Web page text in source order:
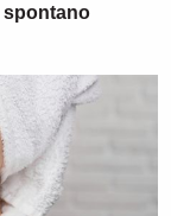
spontano